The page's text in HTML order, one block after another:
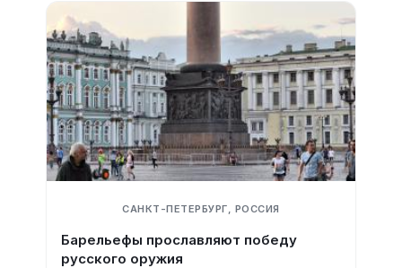
САНКТ-ПЕТЕРБУРГ, РОССИЯ
Барельефы прославляют победу
русского оружия